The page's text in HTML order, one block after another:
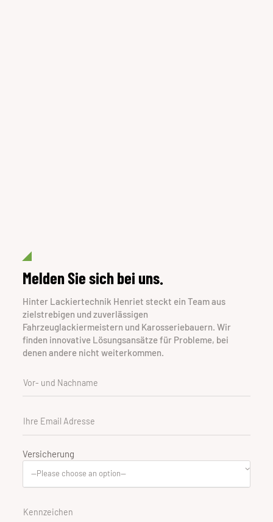
Melden Sie sich bei uns.
Hinter Lackiertechnik Henriet steckt ein Team aus
zielstrebigen und zuverlässigen
Fahrzeuglackiermeistern und Karosseriebauern. Wir
finden innovative Lösungsansätze für Probleme, bei
denen andere nicht weiterkommen.
Versicherung